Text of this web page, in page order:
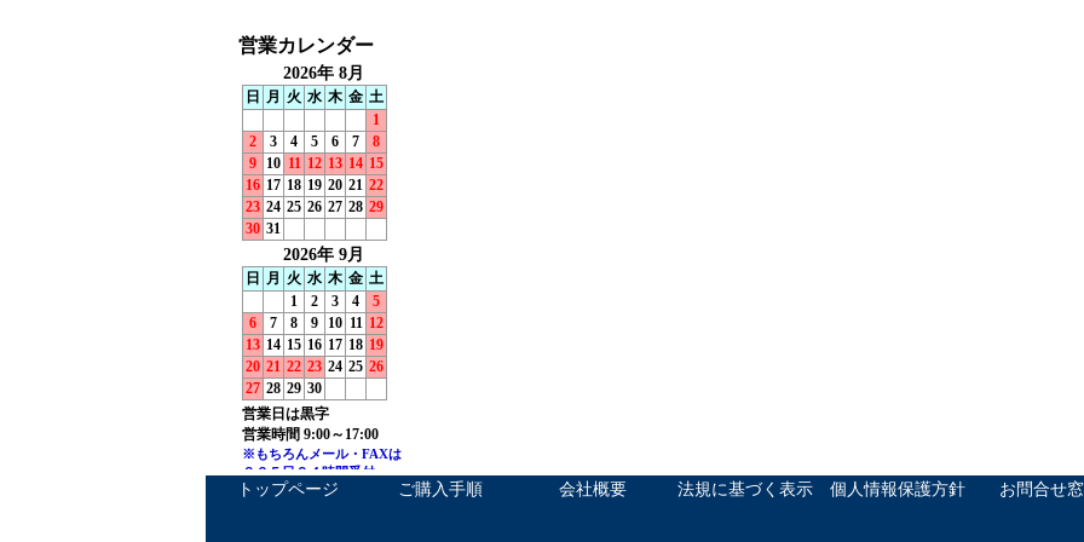
トップページ ご購入手順 会社概要 法規に基づく表示 個人情報保護方針 お問合せ